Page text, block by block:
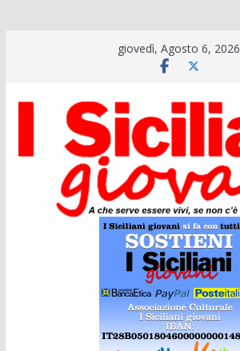
giovedì, Agosto 6, 2026